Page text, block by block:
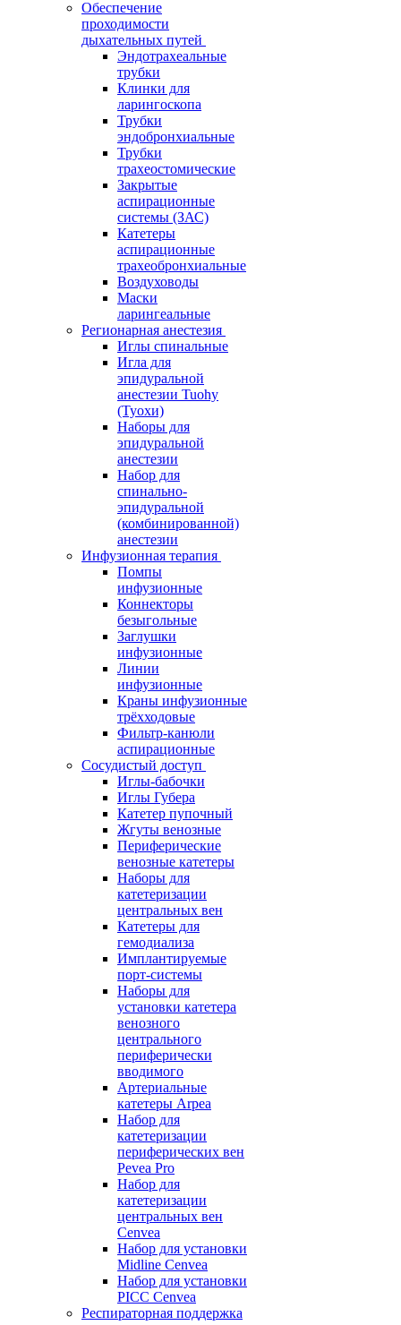
Обеспечение
проходимости
дыхательных путей
Эндотрахеальные
трубки
Клинки для
ларингоскопа
Трубки
эндобронхиальные
Трубки
трахеостомические
Закрытые
аспирационные
системы (ЗАС)
Катетеры
аспирационные
трахеобронхиальные
Воздуховоды
Маски
ларингеальные
Регионарная анестезия
Иглы спинальные
Игла для
эпидуральной
анестезии Tuohy
(Туохи)
Наборы для
эпидуральной
анестезии
Набор для
спинально-
эпидуральной
(комбинированной)
анестезии
Инфузионная терапия
Помпы
инфузионные
Коннекторы
безыгольные
Заглушки
инфузионные
Линии
инфузионные
Краны инфузионные
трёхходовые
Фильтр-канюли
аспирационные
Сосудистый доступ
Иглы-бабочки
Иглы Губера
Катетер пупочный
Жгуты венозные
Периферические
венозные катетеры
Наборы для
катетеризации
центральных вен
Катетеры для
гемодиализа
Имплантируемые
порт‑системы
Наборы для
установки катетера
венозного
центрального
периферически
вводимого
Артериальные
катетеры Arpea
Набор для
катетеризации
периферических вен
Pevea Pro
Набор для
катетеризации
центральных вен
Cenvea
Набор для установки
Midline Cenvea
Набор для установки
PICC Cenvea
Респираторная поддержка